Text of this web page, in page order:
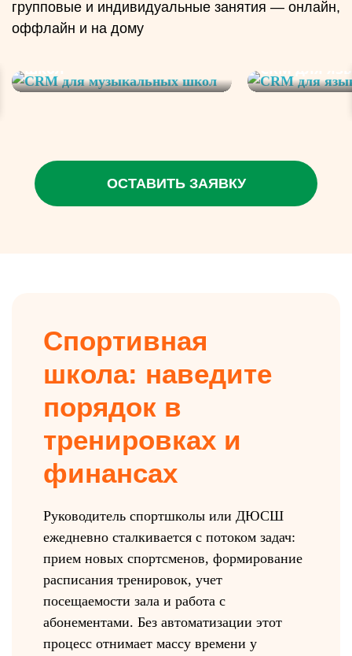
групповые и индивидуальные занятия — онлайн,
оффлайн и на дому
ОСТАВИТЬ ЗАЯВКУ
Спортивная
школа: наведите
порядок в
тренировках и
финансах
Руководитель спортшколы или ДЮСШ
ежедневно сталкивается с потоком задач:
прием новых спортсменов, формирование
расписания тренировок, учет
посещаемости зала и работа с
абонементами. Без автоматизации этот
процесс отнимает массу времени у